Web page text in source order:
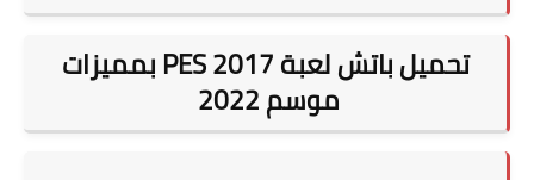
تحميل باتش لعبة PES 2017 بمميزات
موسم 2022